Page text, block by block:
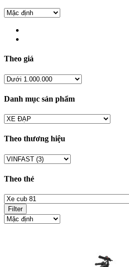
Theo giá
Danh mục sản phẩm
Theo thương hiệu
Theo thẻ
Filter